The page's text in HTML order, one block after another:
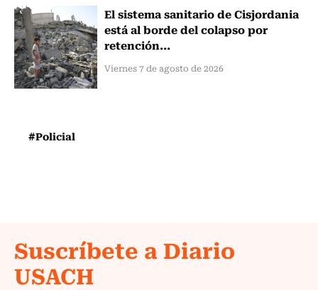
El sistema sanitario de Cisjordania
está al borde del colapso por
retención...
Viernes 7 de agosto de 2026
#Policial